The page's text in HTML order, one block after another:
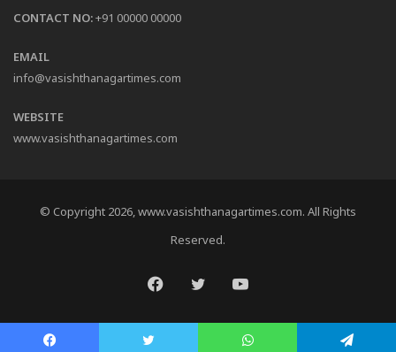
CONTACT NO:+91 00000 00000
EMAIL
info@vasishthanagartimes.com
WEBSITE
www.vasishthanagartimes.com
© Copyright 2026, www.vasishthanagartimes.com. All Rights
Reserved.
Facebook
TwitterYouTube